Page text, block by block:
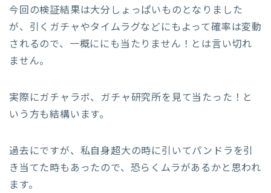
今回の検証結果は大分しょっぱいものとなりました
が、引くガチャやタイムラグなどにもよって確率は変動
されるので、一概ににも当たりません！とは言い切れ
ません。
実際にガチャラボ、ガチャ研究所を見て当たった！と
いう方も結構います。
過去にですが、私自身超大の時に引いてパンドラを引
き当てた時もあったので、恐らくムラがあるかと思われ
ます。